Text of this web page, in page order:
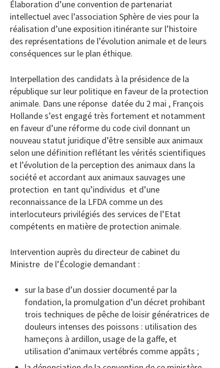
Élaboration d’une convention de partenariat
intellectuel avec l’association Sphère de vies pour la
réalisation d’une exposition itinérante sur l’histoire
des représentations de l’évolution animale et de leurs
conséquences sur le plan éthique.
Interpellation des candidats à la présidence de la
république sur leur politique en faveur de la protection
animale. Dans une réponse datée du 2 mai , François
Hollande s’est engagé très fortement et notamment
en faveur d’une réforme du code civil donnant un
nouveau statut juridique d’être sensible aux animaux
selon une définition reflétant les vérités scientifiques
et l’évolution de la perception des animaux dans la
société et accordant aux animaux sauvages une
protection en tant qu’individus et d’une
reconnaissance de la LFDA comme un des
interlocuteurs privilégiés des services de l’Etat
compétents en matière de protection animale.
Intervention auprès du directeur de cabinet du
Ministre de l’Écologie demandant :
sur la base d’un dossier documenté par la
fondation, la promulgation d’un décret prohibant
trois techniques de pêche de loisir génératrices de
douleurs intenses des poissons : utilisation des
hameçons à ardillon, usage de la gaffe, et
utilisation d’animaux vertébrés comme appâts ;